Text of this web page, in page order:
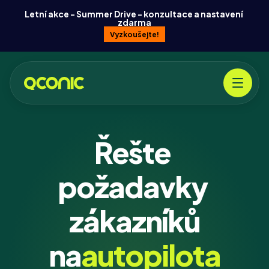
Letní akce - Summer Drive - konzultace a nastavení
zdarma
Vyzkoušejte!
Řešte
požadavky
zákazníků
naautopilota